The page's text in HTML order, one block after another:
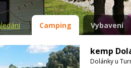
Camping Vybavení
kemp
Dolánky u